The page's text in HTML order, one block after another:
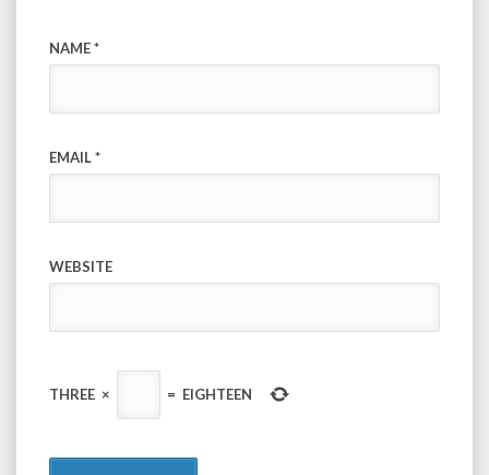
NAME*
EMAIL*
WEBSITE
THREE × = EIGHTEEN